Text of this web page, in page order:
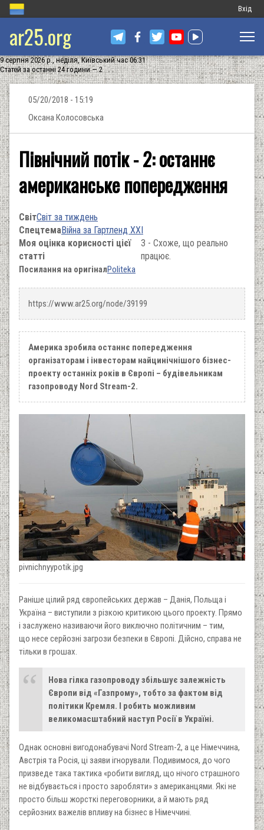
Меню
запису
Вхід
ar25.org
9 серпня 2026 р., неділя, Київський час 06:31
Статей за останні 24 години — 2
05/20/2018 - 15:19
Оксана Колосовська
Північний потік - 2: останнє
американське попередження
СвітСвіт за тиждень
СпецтемаВійна за Гартленд XXI
Моя оцінка корисності цієї
статті
3 - Схоже, що реально
працює.
Посилання на оригіналPoliteka
https://www.ar25.org/node/39199
Америка зробила останнє попередження
організаторам і інвесторам найцинічнішого бізнес-
проекту останніх років в Європі – будівельникам
газопроводу Nord Stream-2.
pivnichnyypotik.jpg
Раніше цілий ряд європейських держав – Данія, Польща і
Україна – виступили з різкою критикою цього проекту. Прямо
і заслужено називаючи його виключно політичним – тим,
що несе серйозні загрози безпеки в Європі. Дійсно, справа не
тільки в грошах.
Нова гілка газопроводу збільшує залежність
Європи від «Газпрому», тобто за фактом від
політики Кремля. І робить можливим
великомасштабний наступ Росії в Україні.
Однак основні вигодонабувачі Nord Stream-2, а це Німеччина,
Австрія та Росія, ці заяви ігнорували. Подивимося, до чого
призведе така тактика «робити вигляд, що нічого страшного
не відбувається і просто заробляти» з американцями. Які не
просто більш жорсткі переговорники, а й мають ряд
серйозних важелів впливу на бізнес в Німеччині.